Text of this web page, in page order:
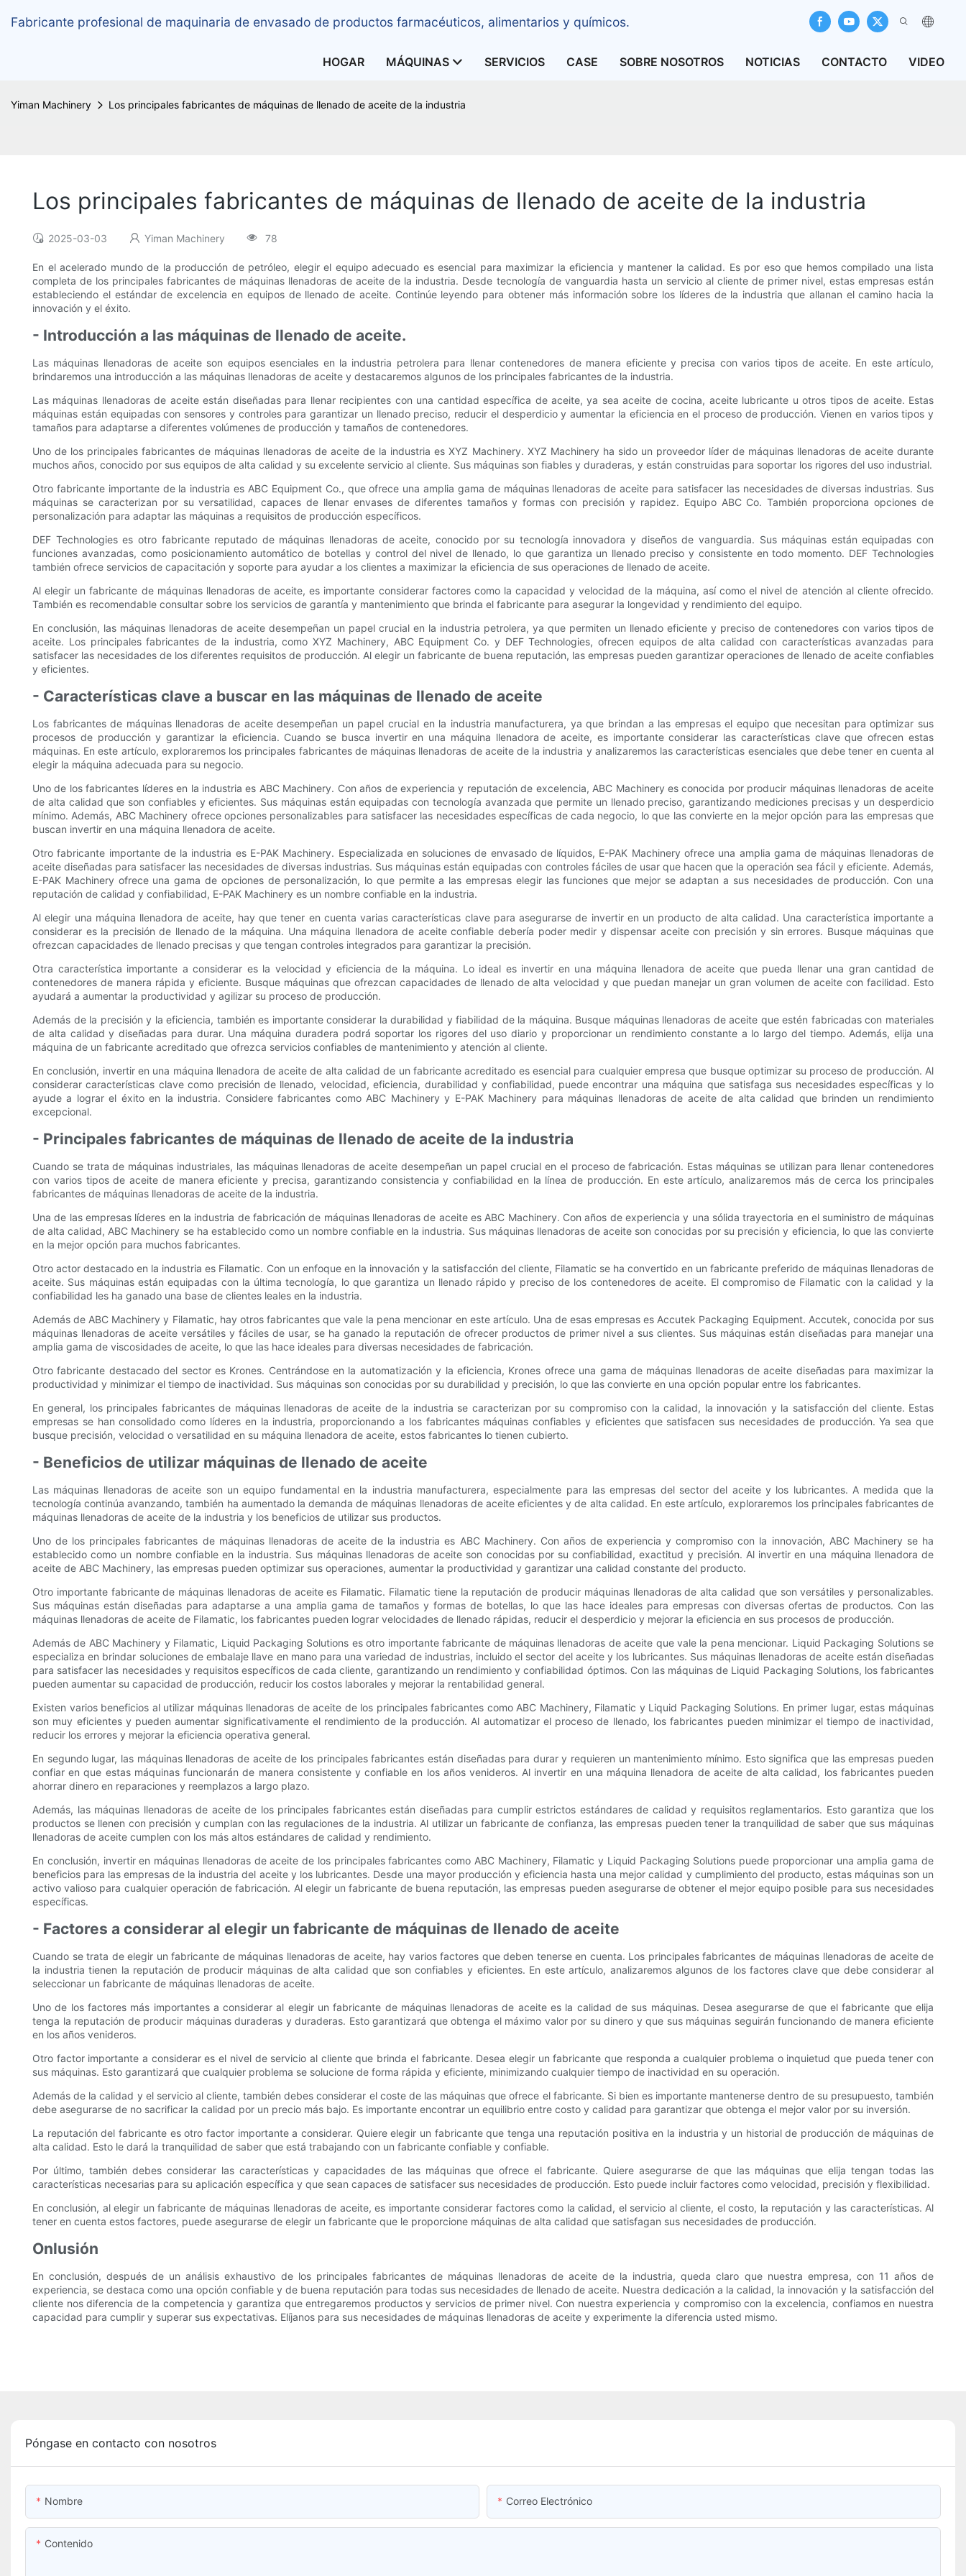
Fabricante profesional de maquinaria de envasado de productos farmacéuticos, alimentarios y químicos.
HOGAR MÁQUINAS SERVICIOS CASE SOBRE NOSOTROS NOTICIAS CONTACTO VIDEO
Yiman Machinery Los principales fabricantes de máquinas de llenado de aceite de la industria
Los principales fabricantes de máquinas de llenado de aceite de la industria
2025-03-03 Yiman Machinery 78
En el acelerado mundo de la producción de petróleo, elegir el equipo adecuado es esencial para maximizar la eficiencia y mantener la calidad. Es por eso que hemos compilado una lista
completa de los principales fabricantes de máquinas llenadoras de aceite de la industria. Desde tecnología de vanguardia hasta un servicio al cliente de primer nivel, estas empresas están
estableciendo el estándar de excelencia en equipos de llenado de aceite. Continúe leyendo para obtener más información sobre los líderes de la industria que allanan el camino hacia la
innovación y el éxito.
- Introducción a las máquinas de llenado de aceite.
Las máquinas llenadoras de aceite son equipos esenciales en la industria petrolera para llenar contenedores de manera eficiente y precisa con varios tipos de aceite. En este artículo,
brindaremos una introducción a las máquinas llenadoras de aceite y destacaremos algunos de los principales fabricantes de la industria.
Las máquinas llenadoras de aceite están diseñadas para llenar recipientes con una cantidad específica de aceite, ya sea aceite de cocina, aceite lubricante u otros tipos de aceite. Estas
máquinas están equipadas con sensores y controles para garantizar un llenado preciso, reducir el desperdicio y aumentar la eficiencia en el proceso de producción. Vienen en varios tipos y
tamaños para adaptarse a diferentes volúmenes de producción y tamaños de contenedores.
Uno de los principales fabricantes de máquinas llenadoras de aceite de la industria es XYZ Machinery. XYZ Machinery ha sido un proveedor líder de máquinas llenadoras de aceite durante
muchos años, conocido por sus equipos de alta calidad y su excelente servicio al cliente. Sus máquinas son fiables y duraderas, y están construidas para soportar los rigores del uso industrial.
Otro fabricante importante de la industria es ABC Equipment Co., que ofrece una amplia gama de máquinas llenadoras de aceite para satisfacer las necesidades de diversas industrias. Sus
máquinas se caracterizan por su versatilidad, capaces de llenar envases de diferentes tamaños y formas con precisión y rapidez. Equipo ABC Co. También proporciona opciones de
personalización para adaptar las máquinas a requisitos de producción específicos.
DEF Technologies es otro fabricante reputado de máquinas llenadoras de aceite, conocido por su tecnología innovadora y diseños de vanguardia. Sus máquinas están equipadas con
funciones avanzadas, como posicionamiento automático de botellas y control del nivel de llenado, lo que garantiza un llenado preciso y consistente en todo momento. DEF Technologies
también ofrece servicios de capacitación y soporte para ayudar a los clientes a maximizar la eficiencia de sus operaciones de llenado de aceite.
Al elegir un fabricante de máquinas llenadoras de aceite, es importante considerar factores como la capacidad y velocidad de la máquina, así como el nivel de atención al cliente ofrecido.
También es recomendable consultar sobre los servicios de garantía y mantenimiento que brinda el fabricante para asegurar la longevidad y rendimiento del equipo.
En conclusión, las máquinas llenadoras de aceite desempeñan un papel crucial en la industria petrolera, ya que permiten un llenado eficiente y preciso de contenedores con varios tipos de
aceite. Los principales fabricantes de la industria, como XYZ Machinery, ABC Equipment Co. y DEF Technologies, ofrecen equipos de alta calidad con características avanzadas para
satisfacer las necesidades de los diferentes requisitos de producción. Al elegir un fabricante de buena reputación, las empresas pueden garantizar operaciones de llenado de aceite confiables
y eficientes.
- Características clave a buscar en las máquinas de llenado de aceite
Los fabricantes de máquinas llenadoras de aceite desempeñan un papel crucial en la industria manufacturera, ya que brindan a las empresas el equipo que necesitan para optimizar sus
procesos de producción y garantizar la eficiencia. Cuando se busca invertir en una máquina llenadora de aceite, es importante considerar las características clave que ofrecen estas
máquinas. En este artículo, exploraremos los principales fabricantes de máquinas llenadoras de aceite de la industria y analizaremos las características esenciales que debe tener en cuenta al
elegir la máquina adecuada para su negocio.
Uno de los fabricantes líderes en la industria es ABC Machinery. Con años de experiencia y reputación de excelencia, ABC Machinery es conocida por producir máquinas llenadoras de aceite
de alta calidad que son confiables y eficientes. Sus máquinas están equipadas con tecnología avanzada que permite un llenado preciso, garantizando mediciones precisas y un desperdicio
mínimo. Además, ABC Machinery ofrece opciones personalizables para satisfacer las necesidades específicas de cada negocio, lo que las convierte en la mejor opción para las empresas que
buscan invertir en una máquina llenadora de aceite.
Otro fabricante importante de la industria es E-PAK Machinery. Especializada en soluciones de envasado de líquidos, E-PAK Machinery ofrece una amplia gama de máquinas llenadoras de
aceite diseñadas para satisfacer las necesidades de diversas industrias. Sus máquinas están equipadas con controles fáciles de usar que hacen que la operación sea fácil y eficiente. Además,
E-PAK Machinery ofrece una gama de opciones de personalización, lo que permite a las empresas elegir las funciones que mejor se adaptan a sus necesidades de producción. Con una
reputación de calidad y confiabilidad, E-PAK Machinery es un nombre confiable en la industria.
Al elegir una máquina llenadora de aceite, hay que tener en cuenta varias características clave para asegurarse de invertir en un producto de alta calidad. Una característica importante a
considerar es la precisión de llenado de la máquina. Una máquina llenadora de aceite confiable debería poder medir y dispensar aceite con precisión y sin errores. Busque máquinas que
ofrezcan capacidades de llenado precisas y que tengan controles integrados para garantizar la precisión.
Otra característica importante a considerar es la velocidad y eficiencia de la máquina. Lo ideal es invertir en una máquina llenadora de aceite que pueda llenar una gran cantidad de
contenedores de manera rápida y eficiente. Busque máquinas que ofrezcan capacidades de llenado de alta velocidad y que puedan manejar un gran volumen de aceite con facilidad. Esto
ayudará a aumentar la productividad y agilizar su proceso de producción.
Además de la precisión y la eficiencia, también es importante considerar la durabilidad y fiabilidad de la máquina. Busque máquinas llenadoras de aceite que estén fabricadas con materiales
de alta calidad y diseñadas para durar. Una máquina duradera podrá soportar los rigores del uso diario y proporcionar un rendimiento constante a lo largo del tiempo. Además, elija una
máquina de un fabricante acreditado que ofrezca servicios confiables de mantenimiento y atención al cliente.
En conclusión, invertir en una máquina llenadora de aceite de alta calidad de un fabricante acreditado es esencial para cualquier empresa que busque optimizar su proceso de producción. Al
considerar características clave como precisión de llenado, velocidad, eficiencia, durabilidad y confiabilidad, puede encontrar una máquina que satisfaga sus necesidades específicas y lo
ayude a lograr el éxito en la industria. Considere fabricantes como ABC Machinery y E-PAK Machinery para máquinas llenadoras de aceite de alta calidad que brinden un rendimiento
excepcional.
- Principales fabricantes de máquinas de llenado de aceite de la industria
Cuando se trata de máquinas industriales, las máquinas llenadoras de aceite desempeñan un papel crucial en el proceso de fabricación. Estas máquinas se utilizan para llenar contenedores
con varios tipos de aceite de manera eficiente y precisa, garantizando consistencia y confiabilidad en la línea de producción. En este artículo, analizaremos más de cerca los principales
fabricantes de máquinas llenadoras de aceite de la industria.
Una de las empresas líderes en la industria de fabricación de máquinas llenadoras de aceite es ABC Machinery. Con años de experiencia y una sólida trayectoria en el suministro de máquinas
de alta calidad, ABC Machinery se ha establecido como un nombre confiable en la industria. Sus máquinas llenadoras de aceite son conocidas por su precisión y eficiencia, lo que las convierte
en la mejor opción para muchos fabricantes.
Otro actor destacado en la industria es Filamatic. Con un enfoque en la innovación y la satisfacción del cliente, Filamatic se ha convertido en un fabricante preferido de máquinas llenadoras de
aceite. Sus máquinas están equipadas con la última tecnología, lo que garantiza un llenado rápido y preciso de los contenedores de aceite. El compromiso de Filamatic con la calidad y la
confiabilidad les ha ganado una base de clientes leales en la industria.
Además de ABC Machinery y Filamatic, hay otros fabricantes que vale la pena mencionar en este artículo. Una de esas empresas es Accutek Packaging Equipment. Accutek, conocida por sus
máquinas llenadoras de aceite versátiles y fáciles de usar, se ha ganado la reputación de ofrecer productos de primer nivel a sus clientes. Sus máquinas están diseñadas para manejar una
amplia gama de viscosidades de aceite, lo que las hace ideales para diversas necesidades de fabricación.
Otro fabricante destacado del sector es Krones. Centrándose en la automatización y la eficiencia, Krones ofrece una gama de máquinas llenadoras de aceite diseñadas para maximizar la
productividad y minimizar el tiempo de inactividad. Sus máquinas son conocidas por su durabilidad y precisión, lo que las convierte en una opción popular entre los fabricantes.
En general, los principales fabricantes de máquinas llenadoras de aceite de la industria se caracterizan por su compromiso con la calidad, la innovación y la satisfacción del cliente. Estas
empresas se han consolidado como líderes en la industria, proporcionando a los fabricantes máquinas confiables y eficientes que satisfacen sus necesidades de producción. Ya sea que
busque precisión, velocidad o versatilidad en su máquina llenadora de aceite, estos fabricantes lo tienen cubierto.
- Beneficios de utilizar máquinas de llenado de aceite
Las máquinas llenadoras de aceite son un equipo fundamental en la industria manufacturera, especialmente para las empresas del sector del aceite y los lubricantes. A medida que la
tecnología continúa avanzando, también ha aumentado la demanda de máquinas llenadoras de aceite eficientes y de alta calidad. En este artículo, exploraremos los principales fabricantes de
máquinas llenadoras de aceite de la industria y los beneficios de utilizar sus productos.
Uno de los principales fabricantes de máquinas llenadoras de aceite de la industria es ABC Machinery. Con años de experiencia y compromiso con la innovación, ABC Machinery se ha
establecido como un nombre confiable en la industria. Sus máquinas llenadoras de aceite son conocidas por su confiabilidad, exactitud y precisión. Al invertir en una máquina llenadora de
aceite de ABC Machinery, las empresas pueden optimizar sus operaciones, aumentar la productividad y garantizar una calidad constante del producto.
Otro importante fabricante de máquinas llenadoras de aceite es Filamatic. Filamatic tiene la reputación de producir máquinas llenadoras de alta calidad que son versátiles y personalizables.
Sus máquinas están diseñadas para adaptarse a una amplia gama de tamaños y formas de botellas, lo que las hace ideales para empresas con diversas ofertas de productos. Con las
máquinas llenadoras de aceite de Filamatic, los fabricantes pueden lograr velocidades de llenado rápidas, reducir el desperdicio y mejorar la eficiencia en sus procesos de producción.
Además de ABC Machinery y Filamatic, Liquid Packaging Solutions es otro importante fabricante de máquinas llenadoras de aceite que vale la pena mencionar. Liquid Packaging Solutions se
especializa en brindar soluciones de embalaje llave en mano para una variedad de industrias, incluido el sector del aceite y los lubricantes. Sus máquinas llenadoras de aceite están diseñadas
para satisfacer las necesidades y requisitos específicos de cada cliente, garantizando un rendimiento y confiabilidad óptimos. Con las máquinas de Liquid Packaging Solutions, los fabricantes
pueden aumentar su capacidad de producción, reducir los costos laborales y mejorar la rentabilidad general.
Existen varios beneficios al utilizar máquinas llenadoras de aceite de los principales fabricantes como ABC Machinery, Filamatic y Liquid Packaging Solutions. En primer lugar, estas máquinas
son muy eficientes y pueden aumentar significativamente el rendimiento de la producción. Al automatizar el proceso de llenado, los fabricantes pueden minimizar el tiempo de inactividad,
reducir los errores y mejorar la eficiencia operativa general.
En segundo lugar, las máquinas llenadoras de aceite de los principales fabricantes están diseñadas para durar y requieren un mantenimiento mínimo. Esto significa que las empresas pueden
confiar en que estas máquinas funcionarán de manera consistente y confiable en los años venideros. Al invertir en una máquina llenadora de aceite de alta calidad, los fabricantes pueden
ahorrar dinero en reparaciones y reemplazos a largo plazo.
Además, las máquinas llenadoras de aceite de los principales fabricantes están diseñadas para cumplir estrictos estándares de calidad y requisitos reglamentarios. Esto garantiza que los
productos se llenen con precisión y cumplan con las regulaciones de la industria. Al utilizar un fabricante de confianza, las empresas pueden tener la tranquilidad de saber que sus máquinas
llenadoras de aceite cumplen con los más altos estándares de calidad y rendimiento.
En conclusión, invertir en máquinas llenadoras de aceite de los principales fabricantes como ABC Machinery, Filamatic y Liquid Packaging Solutions puede proporcionar una amplia gama de
beneficios para las empresas de la industria del aceite y los lubricantes. Desde una mayor producción y eficiencia hasta una mejor calidad y cumplimiento del producto, estas máquinas son un
activo valioso para cualquier operación de fabricación. Al elegir un fabricante de buena reputación, las empresas pueden asegurarse de obtener el mejor equipo posible para sus necesidades
específicas.
- Factores a considerar al elegir un fabricante de máquinas de llenado de aceite
Cuando se trata de elegir un fabricante de máquinas llenadoras de aceite, hay varios factores que deben tenerse en cuenta. Los principales fabricantes de máquinas llenadoras de aceite de
la industria tienen la reputación de producir máquinas de alta calidad que son confiables y eficientes. En este artículo, analizaremos algunos de los factores clave que debe considerar al
seleccionar un fabricante de máquinas llenadoras de aceite.
Uno de los factores más importantes a considerar al elegir un fabricante de máquinas llenadoras de aceite es la calidad de sus máquinas. Desea asegurarse de que el fabricante que elija
tenga la reputación de producir máquinas duraderas y duraderas. Esto garantizará que obtenga el máximo valor por su dinero y que sus máquinas seguirán funcionando de manera eficiente
en los años venideros.
Otro factor importante a considerar es el nivel de servicio al cliente que brinda el fabricante. Desea elegir un fabricante que responda a cualquier problema o inquietud que pueda tener con
sus máquinas. Esto garantizará que cualquier problema se solucione de forma rápida y eficiente, minimizando cualquier tiempo de inactividad en su operación.
Además de la calidad y el servicio al cliente, también debes considerar el coste de las máquinas que ofrece el fabricante. Si bien es importante mantenerse dentro de su presupuesto, también
debe asegurarse de no sacrificar la calidad por un precio más bajo. Es importante encontrar un equilibrio entre costo y calidad para garantizar que obtenga el mejor valor por su inversión.
La reputación del fabricante es otro factor importante a considerar. Quiere elegir un fabricante que tenga una reputación positiva en la industria y un historial de producción de máquinas de
alta calidad. Esto le dará la tranquilidad de saber que está trabajando con un fabricante confiable y confiable.
Por último, también debes considerar las características y capacidades de las máquinas que ofrece el fabricante. Quiere asegurarse de que las máquinas que elija tengan todas las
características necesarias para su aplicación específica y que sean capaces de satisfacer sus necesidades de producción. Esto puede incluir factores como velocidad, precisión y flexibilidad.
En conclusión, al elegir un fabricante de máquinas llenadoras de aceite, es importante considerar factores como la calidad, el servicio al cliente, el costo, la reputación y las características. Al
tener en cuenta estos factores, puede asegurarse de elegir un fabricante que le proporcione máquinas de alta calidad que satisfagan sus necesidades de producción.
Onlusión
En conclusión, después de un análisis exhaustivo de los principales fabricantes de máquinas llenadoras de aceite de la industria, queda claro que nuestra empresa, con 11 años de
experiencia, se destaca como una opción confiable y de buena reputación para todas sus necesidades de llenado de aceite. Nuestra dedicación a la calidad, la innovación y la satisfacción del
cliente nos diferencia de la competencia y garantiza que entregaremos productos y servicios de primer nivel. Con nuestra experiencia y compromiso con la excelencia, confiamos en nuestra
capacidad para cumplir y superar sus expectativas. Elíjanos para sus necesidades de máquinas llenadoras de aceite y experimente la diferencia usted mismo.
Póngase en contacto con nosotros
Nombre Correo Electrónico
Contenido